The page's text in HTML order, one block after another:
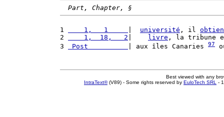
Part, Chapter, §
1
    1,   1
université , il
2
    1,  18,   2
livre , la tribune
3
Post | aux îles Canaries 97
Best viewed with any
IntraText®(V89) - Some rights reserved by EuloTech SRL -